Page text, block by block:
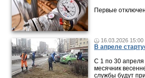
Первые
16.03.2026 15:00
В апреле
С 1 по 30 апреля
месячник
службы будут